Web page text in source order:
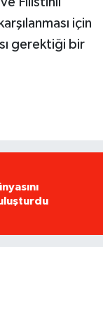
için
gerektiği bir